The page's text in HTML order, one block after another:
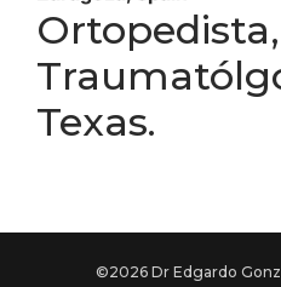
Ortopedista,
Texas.
©2026 Dr Edgardo